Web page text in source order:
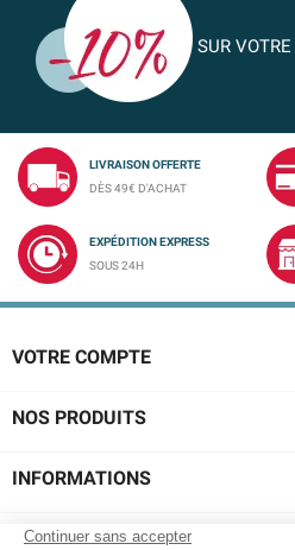
SUR
LIVRAISON OFFERTE
DÈS 49€ D'ACHAT
EXPÉDITION EXPRESS
SOUS 24H
VOTRE COMPTE
NOS PRODUITS
INFORMATIONS